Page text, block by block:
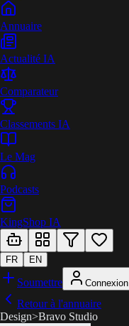
Annuaire
Actualité IA
Comparateur
Classements IA
Le Mag
Podcasts
KingShop IA
FR EN
Soumettre Connexion
Retour à l'annuaire
Design>Bravo Studio